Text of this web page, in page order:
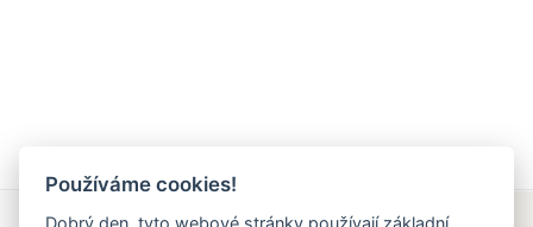
Používáme cookies!
Dobrý den, tyto webové stránky používají základní